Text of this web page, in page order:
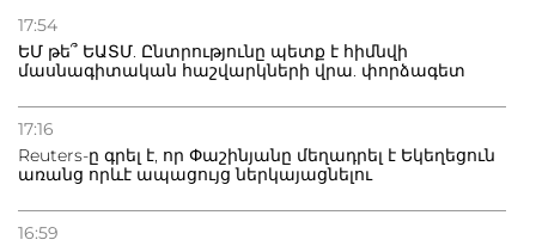
17:54
ԵՄ թե՞ ԵԱՏՄ. Ընտրությունը պետք է հիմնվի
մասնագիտական հաշվարկների վրա. փորձագետ
17:16
Reuters-ը գրել է, որ Փաշինյանը մեղադրել է Եկեղեցուն
առանց որևէ ապացույց ներկայացնելու
16:59
Դատվածություն ունեցող միգրանտներին կարգելվի
բնակվել Ռուսաստանում
20.07.2026
Բաքվի բանտից գեներալ Մանուկյանը դիմել է
Փաշինյանին